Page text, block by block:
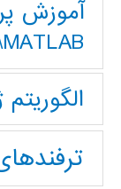
آموزش
MATLAB\